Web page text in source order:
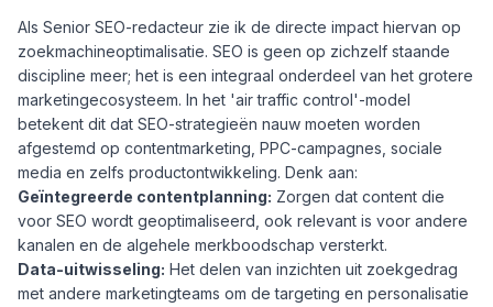
Als Senior SEO-redacteur zie ik de directe impact hiervan op
zoekmachineoptimalisatie. SEO is geen op zichzelf staande
discipline meer; het is een integraal onderdeel van het grotere
marketingecosysteem. In het 'air traffic control'-model
betekent dit dat SEO-strategieën nauw moeten worden
afgestemd op contentmarketing, PPC-campagnes, sociale
media en zelfs productontwikkeling. Denk aan:
Geïntegreerde contentplanning: Zorgen dat content die
voor SEO wordt geoptimaliseerd, ook relevant is voor andere
kanalen en de algehele merkboodschap versterkt.
Data-uitwisseling: Het delen van inzichten uit zoekgedrag
met andere marketingteams om de targeting en personalisatie